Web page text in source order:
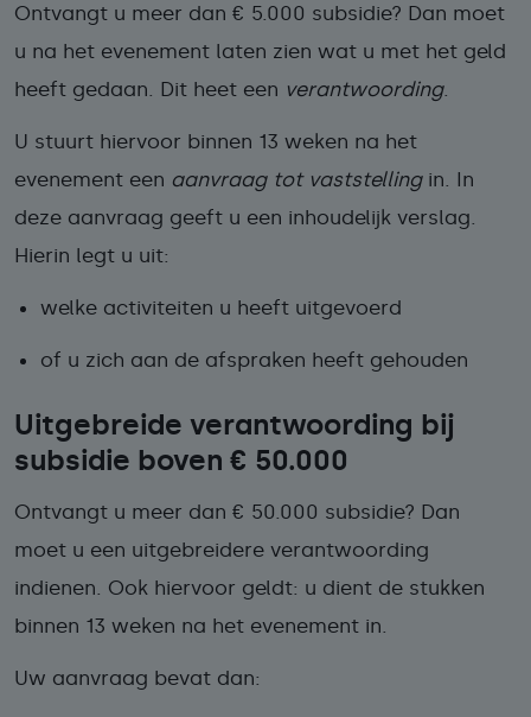
Ontvangt u meer dan € 5.000 subsidie? Dan moet
u na het evenement laten zien wat u met het geld
heeft gedaan. Dit heet een verantwoording.
U stuurt hiervoor binnen 13 weken na het
evenement een aanvraag tot vaststellingin. In
deze aanvraag geeft u een inhoudelijk verslag.
Hierin legt u uit:
welke activiteiten u heeft uitgevoerd
of u zich aan de afspraken heeft gehouden
Uitgebreide verantwoording bij
subsidie boven € 50.000
Ontvangt u meer dan € 50.000 subsidie? Dan
moet u een uitgebreidere verantwoording
indienen. Ook hiervoor geldt: u dient de stukken
binnen 13 weken na het evenement in.
Uw aanvraag bevat dan: